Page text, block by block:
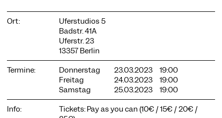
Ort:
Uferstudios 5
Badstr. 41A
Uferstr. 23
13357 Berlin
Termine:
Donnerstag 23.03.2023
19:00
Freitag
24.03.2023
19:00
Samstag
25.03.2023
19:00
Info:
Tickets: Pay as you can (10€ / 15€ / 20€ /
Datenschutzerklärung für weitere Informationen. Unten
können Sie auswählen, welche Technologien Sie zulassen
Notwendige Cookies
Externe Medien
Statistiken
Nur notwendige Alle akzeptieren Speichern